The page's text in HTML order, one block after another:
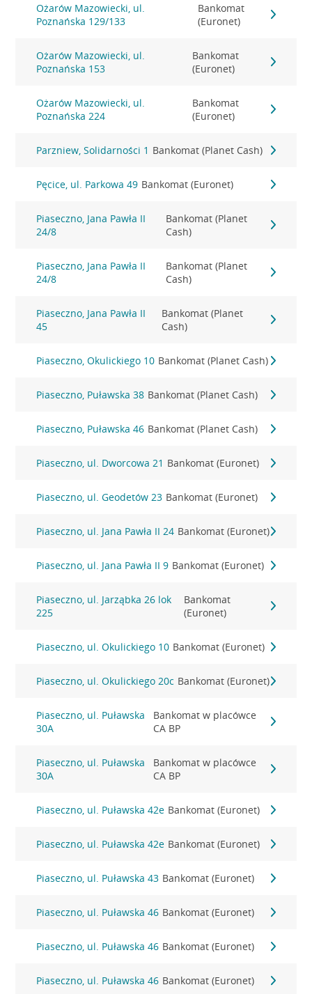
Ożarów Mazowiecki, ul.
Poznańska 129/133
Bankomat
(Euronet)
Ożarów Mazowiecki, ul.
Poznańska 153
Bankomat
(Euronet)
Ożarów Mazowiecki, ul.
Poznańska 224
Bankomat
(Euronet)
Parzniew, Solidarności 1 Bankomat (Planet Cash)
Pęcice, ul. Parkowa 49 Bankomat (Euronet)
Piaseczno, Jana Pawła II
24/8
Bankomat (Planet
Cash)
Piaseczno, Jana Pawła II
24/8
Bankomat (Planet
Cash)
Piaseczno, Jana Pawła II
45
Bankomat (Planet
Cash)
Piaseczno, Okulickiego 10 Bankomat (Planet Cash)
Piaseczno, Puławska 38 Bankomat (Planet Cash)
Piaseczno, Puławska 46 Bankomat (Planet Cash)
Piaseczno, ul. Dworcowa 21 Bankomat (Euronet)
Piaseczno, ul. Geodetów 23 Bankomat (Euronet)
Piaseczno, ul. Jana Pawła II 24 Bankomat (Euronet)
Piaseczno, ul. Jana Pawła II 9 Bankomat (Euronet)
Piaseczno, ul. Jarząbka 26 lok
225
Bankomat
(Euronet)
Piaseczno, ul. Okulickiego 10 Bankomat (Euronet)
Piaseczno, ul. Okulickiego 20c Bankomat (Euronet)
Piaseczno, ul. Puławska
30A
Bankomat w placówce
CA BP
Piaseczno, ul. Puławska
30A
Bankomat w placówce
CA BP
Piaseczno, ul. Puławska 42e Bankomat (Euronet)
Piaseczno, ul. Puławska 42e Bankomat (Euronet)
Piaseczno, ul. Puławska 43 Bankomat (Euronet)
Piaseczno, ul. Puławska 46 Bankomat (Euronet)
Piaseczno, ul. Puławska 46 Bankomat (Euronet)
Piaseczno, ul. Puławska 46 Bankomat (Euronet)